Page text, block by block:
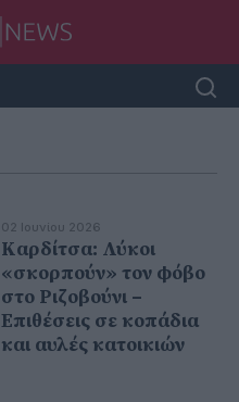
02 Ιουνίου 2026
Καρδίτσα: Λύκοι
«σκορπούν» τον φόβο
στο Ριζοβούνι –
Επιθέσεις σε κοπάδια
και αυλές κατοικιών